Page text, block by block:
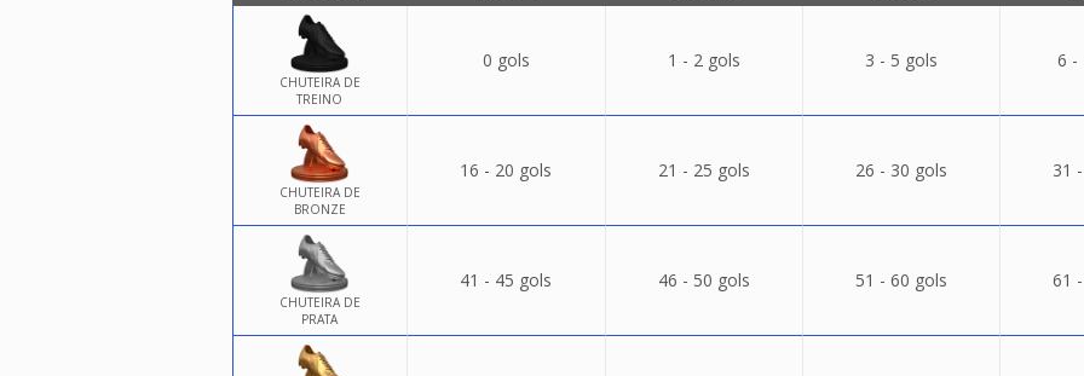
CHUTEIRA DE
TREINO
0 gols 1 - 2 gols 3 - 5 gols 6 -
CHUTEIRA DE
BRONZE
16 - 20 gols 21 - 25 gols 26 - 30 gols 31
CHUTEIRA DE
PRATA
41 - 45 gols 46 - 50 gols 51 - 60 gols 61